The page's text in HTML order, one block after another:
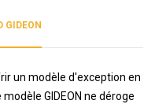
GIDEON
un modèle d'exception en
GIDEON ne déroge